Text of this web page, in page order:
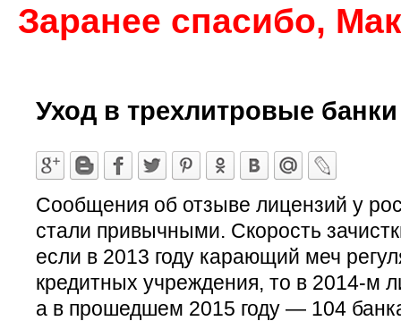
Заранее спасибо,
Уход в трехлитровые банки
Сообщения об отзыве лицензий у
стали привычными. Скорость
если в 2013 году карающий меч
кредитных учреждения, то в 2014-м
а в прошедшем 2015 году — 104